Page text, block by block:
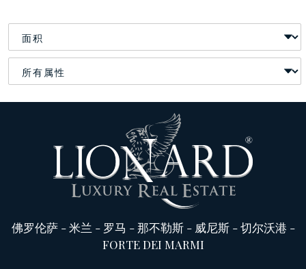
佛罗伦萨-米兰 - 罗马 -那不勒斯- 威尼斯-切尔沃港 -
FORTE DEI MARMI